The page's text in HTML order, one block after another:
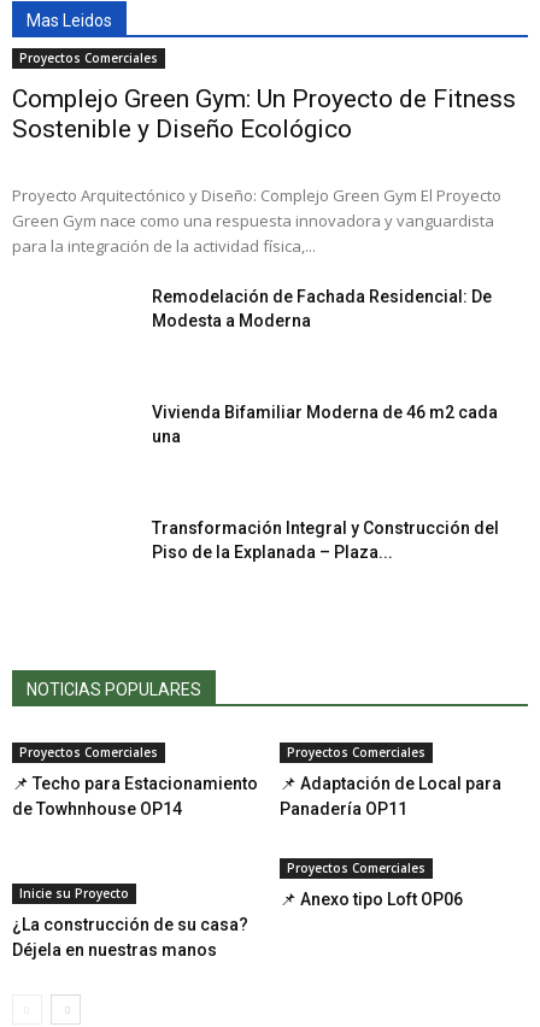
Mas Leidos
Proyectos Comerciales
Complejo Green Gym: Un Proyecto de Fitness
Sostenible y Diseño Ecológico
Proyecto Arquitectónico y Diseño: Complejo Green Gym El Proyecto
Green Gym nace como una respuesta innovadora y vanguardista
para la integración de la actividad física,...
Remodelación de Fachada Residencial: De
Modesta a Moderna
Vivienda Bifamiliar Moderna de 46 m2 cada
una
Transformación Integral y Construcción del
Piso de la Explanada – Plaza...
NOTICIAS POPULARES
Proyectos Comerciales
📌 Techo para Estacionamiento
de Towhnhouse OP14
Proyectos Comerciales
📌 Adaptación de Local para
Panadería OP11
Inicie su Proyecto
¿La construcción de su casa?
Déjela en nuestras manos
Proyectos Comerciales
📌 Anexo tipo Loft OP06